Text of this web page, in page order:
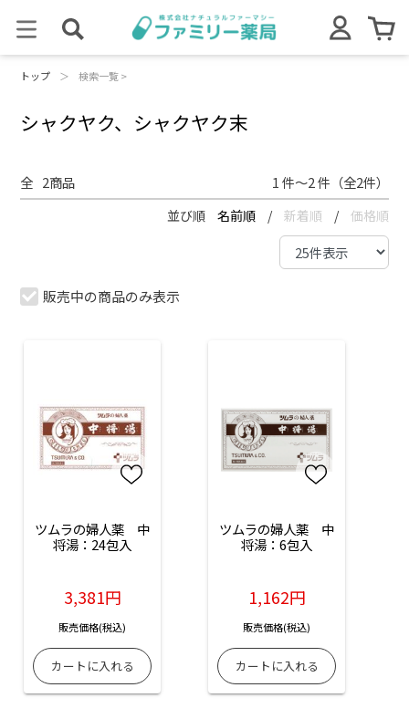
トップ ＞ 検索一覧 >
シャクヤク、シャクヤク末
全 2商品 1 件～2 件（全2件）
並び順 名前順 / 新着順 / 価格順
販売中の商品のみ表示
ツムラの婦人薬　中
将湯：24包入
3,381円
販売価格(税込)
ツムラの婦人薬　中
将湯：6包入
1,162円
販売価格(税込)